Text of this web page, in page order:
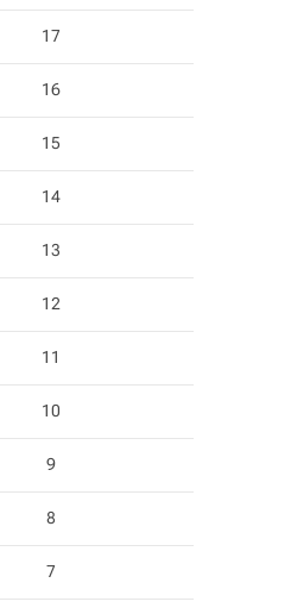
17
16
15
14
13
12
11
10
9
8
7